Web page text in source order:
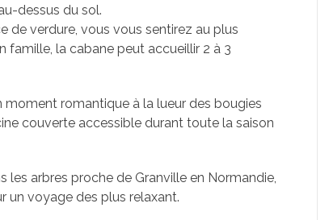
dessus du sol.
de verdure, vous vous sentirez au plus
famille, la cabane peut accueillir 2 à 3
romantique à la lueur des bougies
couverte accessible durant toute la saison
les arbres proche de Granville en Normandie,
un voyage des plus relaxant.